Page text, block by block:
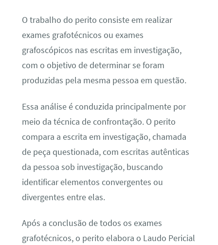
O trabalho do perito consiste em realizar
exames grafotécnicos ou exames
grafoscópicos nas escritas em investigação,
com o objetivo de determinar se foram
produzidas pela mesma pessoa em questão.
Essa análise é conduzida principalmente por
meio da técnica de confrontação. O perito
compara a escrita em investigação, chamada
de peça questionada, com escritas autênticas
da pessoa sob investigação, buscando
identificar elementos convergentes ou
divergentes entre elas.
Após a conclusão de todos os exames
grafotécnicos, o perito elabora o Laudo Pericial